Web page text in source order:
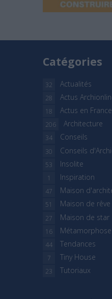
Catégories
Actualités
32
Actus
28
Actus en
18
Architecture
206
Conseils
34
Conseils
30
Insolite
53
Inspiration
1
Maison
47
Maison de rêve
51
Maison de star
27
Métamorphose
16
Tendances
44
Tiny House
7
Tutoriaux
23